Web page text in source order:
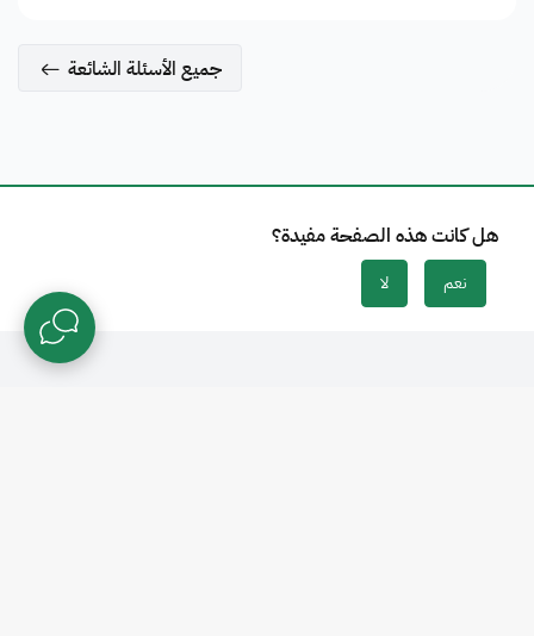
جميع الأسئلة الشائعة
هل كانت هذه الصفحة مفيدة؟
نعم لا